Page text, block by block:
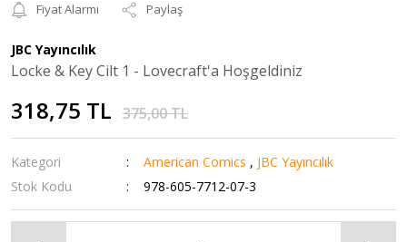
Fiyat Alarmı
Paylaş
JBC Yayıncılık
Locke & Key Cilt 1 - Lovecraft'a Hoşgeldiniz
318,75 TL 375,00 TL
Kategori American Comics , JBC Yayıncılık
Stok Kodu
978-605-7712-07-3